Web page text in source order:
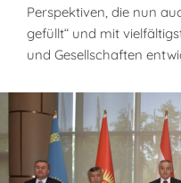
Perspektiven, die nun
gefüllt“ und mit
und Gesellschaften